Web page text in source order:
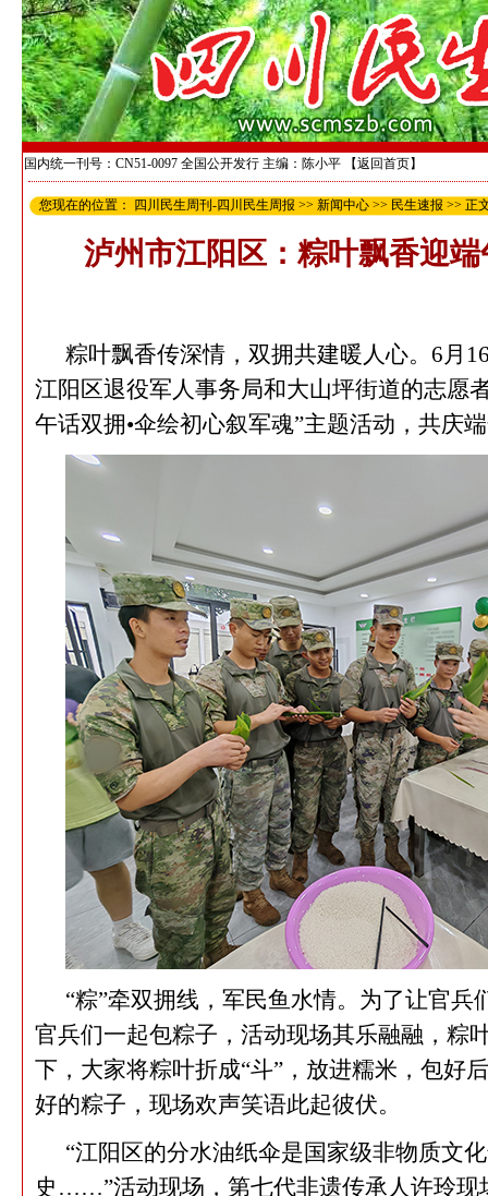
国内统一刊号：CN51-0097 全国公开发行 主编：陈小平 【返回首页】
您现在的位置： 四川民生周刊-四川民生周报 >> 新闻中心 >> 民生速报 >> 正
泸州市江阳区：粽叶飘香迎
粽叶飘香传深情，双拥共建暖人心。 6月
江阳区退役军人事务局和大山坪街道的志愿
午话双拥•伞绘初心叙军魂”主题活动，共庆
“粽”牵双拥线，军民鱼水情。为了让官
官兵们一起包粽子，活动现场其乐融融，粽
下，大家将粽叶折成“斗”，放进糯米，包
好的粽子，现场欢声笑语此起彼伏。
“江阳区的分水油纸伞是国家级非物质文
史……”活动现场，第七代非遗传承人许玲现